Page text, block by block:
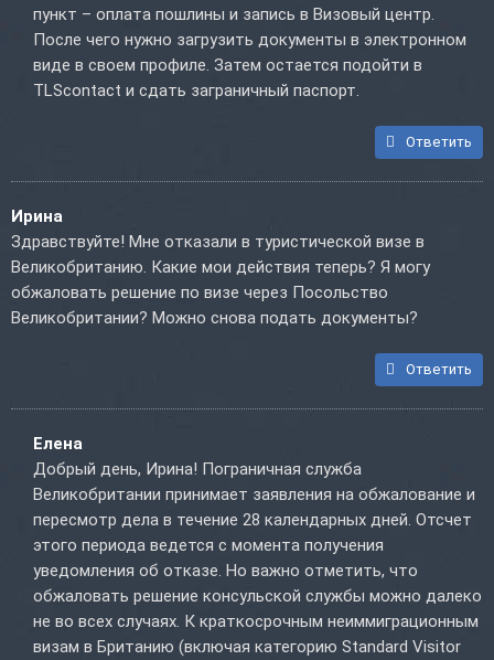
пункт – оплата пошлины и запись в Визовый центр.
После чего нужно загрузить документы в электронном
виде в своем профиле. Затем остается подойти в
TLScontact и сдать заграничный паспорт.
Ответить
Ирина
Здравствуйте! Мне отказали в туристической визе в
Великобританию. Какие мои действия теперь? Я могу
обжаловать решение по визе через Посольство
Великобритании? Можно снова подать документы?
Ответить
Елена
Добрый день, Ирина! Пограничная служба
Великобритании принимает заявления на обжалование и
пересмотр дела в течение 28 календарных дней. Отсчет
этого периода ведется с момента получения
уведомления об отказе. Но важно отметить, что
обжаловать решение консульской службы можно далеко
не во всех случаях. К краткосрочным неиммиграционным
визам в Британию (включая категорию Standard Visitor